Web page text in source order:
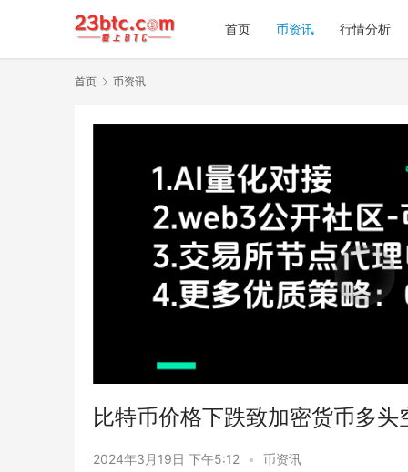
首页 币资讯 行情分析
首页 币资讯
比特币价格下跌致加密货币多
2024年3月19日 下午5:12 • 币资讯